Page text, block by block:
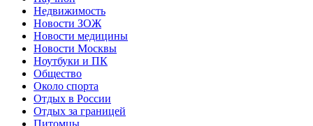
Недвижимость
Новости ЗОЖ
Новости медицины
Новости Москвы
Ноутбуки и ПК
Общество
Около спорта
Отдых в России
Отдых за границей
Питомцы